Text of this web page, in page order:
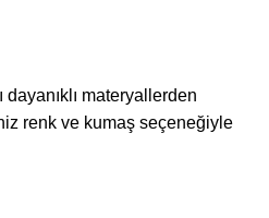
materyallerden
renk ve kumaş seçeneğiyle